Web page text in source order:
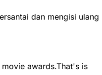
dan mengisi ulang
awards.That's is